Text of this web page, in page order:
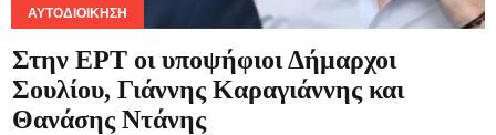
ΑΥΤΟΔΙΟΊΚΗΣΗ
Στην ΕΡΤ οι υποψήφιοι Δήμαρχοι
Σουλίου, Γιάννης Καραγιάννης και
Θανάσης Ντάνης